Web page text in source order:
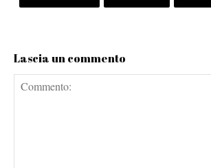
Lascia un commento